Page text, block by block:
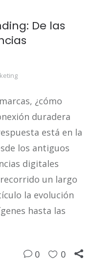
De las
¿cómo
duradera
está en la
los antiguos
digitales
un largo
la evolución
hasta las
0 0